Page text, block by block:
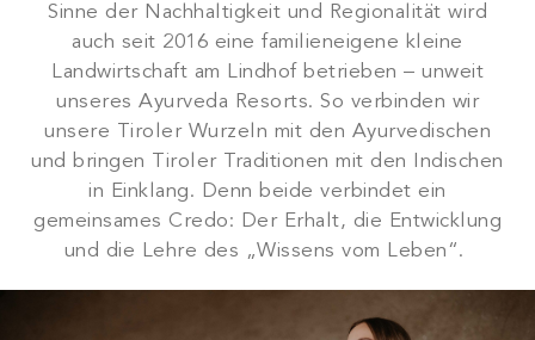
Sinne der Nachhaltigkeit und Regionalität wird
auch seit 2016 eine familieneigene kleine
Landwirtschaft am Lindhof betrieben – unweit
unseres Ayurveda Resorts. So verbinden wir
unsere Tiroler Wurzeln mit den Ayurvedischen
und bringen Tiroler Traditionen mit den Indischen
in Einklang. Denn beide verbindet ein
gemeinsames Credo: Der Erhalt, die Entwicklung
und die Lehre des „Wissens vom Leben“.